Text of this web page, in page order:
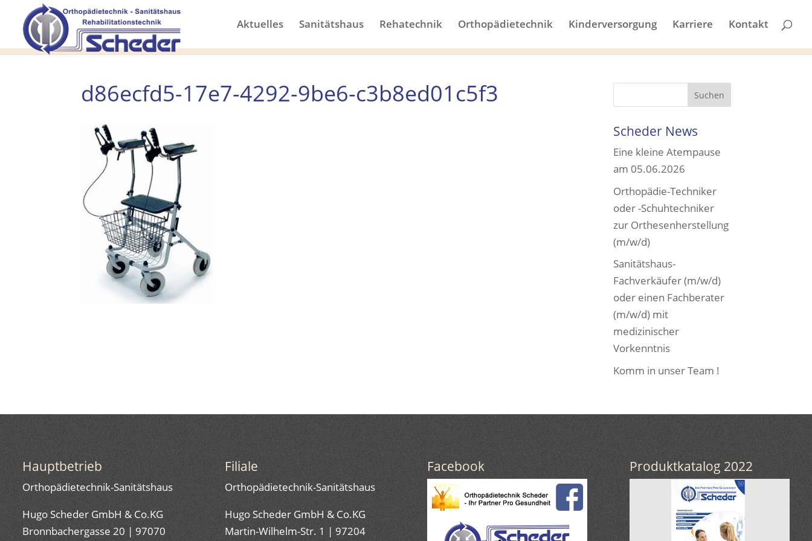
Aktuelles Sanitätshaus Rehatechnik Orthopädietechnik Kinderversorgung Karriere Kontakt
d86ecfd5-17e7-4292-9be6-c3b8ed01c5f3
Scheder News
Eine kleine Atempause
am 05.06.2026
Orthopädie-Techniker
oder -Schuhtechniker
zur Orthesenherstellung
(m/w/d)
Sanitätshaus-
Fachverkäufer (m/w/d)
oder einen Fachberater
(m/w/d) mit
medizinischer
Vorkenntnis
Komm in unser Team !
Hauptbetrieb
Orthopädietechnik-Sanitätshaus
Hugo Scheder GmbH & Co.KG
Bronnbachergasse 20 | 97070
Filiale
Orthopädietechnik-Sanitätshaus
Hugo Scheder GmbH & Co.KG
Martin-Wilhelm-Str. 1 | 97204
Facebook Produktkatalog 2022